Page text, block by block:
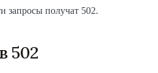
запросы получат 502.
502